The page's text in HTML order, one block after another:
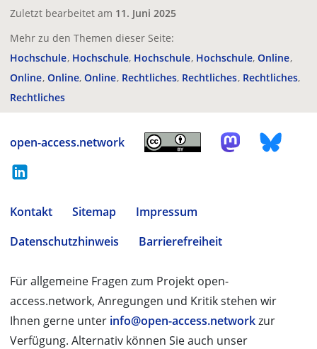
Zuletzt bearbeitet am 11. Juni 2025
Mehr zu den Themen dieser Seite:
Hochschule Hochschule Hochschule Hochschule Online
Online Online Online Rechtliches Rechtliches Rechtliches
Rechtliches
open-access.network
Kontakt Sitemap
Impressum
Datenschutzhinweis
Barrierefreiheit
Für allgemeine Fragen zum Projekt open-
access.network, Anregungen und Kritik stehen wir
Ihnen gerne unter info@open-access.networkzur
Verfügung. Alternativ können Sie auch unser